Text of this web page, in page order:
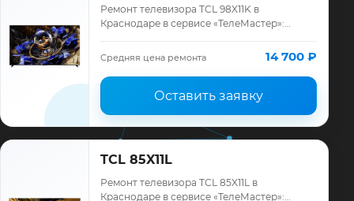
Ремонт телевизора TCL 98X11K в
Краснодаре в сервисе «ТелеМастер»:
ремонта, запчасти и гарантия до 12
месяцев.
Средняя цена ремонта 14 700 ₽
Оставить заявку
TCL 85X11L
Ремонт телевизора TCL 85X11L в
Краснодаре в сервисе «ТелеМастер»: